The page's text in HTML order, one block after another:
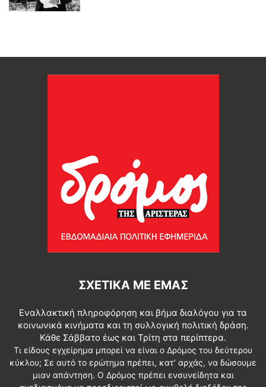
ΣΧΕΤΙΚΆ ΜΕ ΕΜΆΣ
Εναλλακτική πληροφόρηση και βήμα διαλόγου για τα
κοινωνικά κινήματα και τη συλλογική πολιτική δράση.
Κάθε Σάββατο έως και Τρίτη στα περίπτερα.
Τι είδους εγχείρημα μπορεί να είναι ο Δρόμος του δεύτερου
κύκλου; Σε αυτό το ερώτημα πρέπει, κατ’ αρχάς, να δώσουμε
μιαν απάντηση. Ο Δρόμος πρέπει ενσυνείδητα και